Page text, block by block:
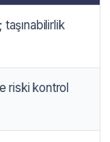
riski kontrol